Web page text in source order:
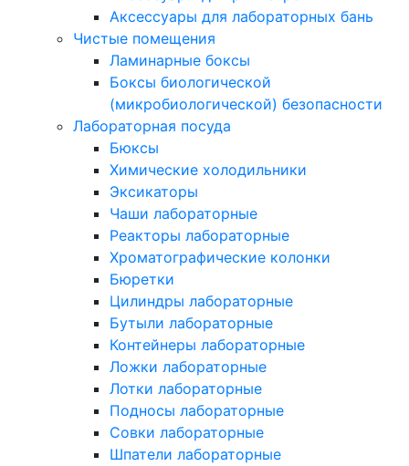
Аксессуары для лабораторных бань
Чистые помещения
Ламинарные боксы
Боксы биологической
(микробиологической) безопасности
Лабораторная посуда
Бюксы
Химические холодильники
Эксикаторы
Чаши лабораторные
Реакторы лабораторные
Хроматографические колонки
Бюретки
Цилиндры лабораторные
Бутыли лабораторные
Контейнеры лабораторные
Ложки лабораторные
Лотки лабораторные
Подносы лабораторные
Совки лабораторные
Шпатели лабораторные